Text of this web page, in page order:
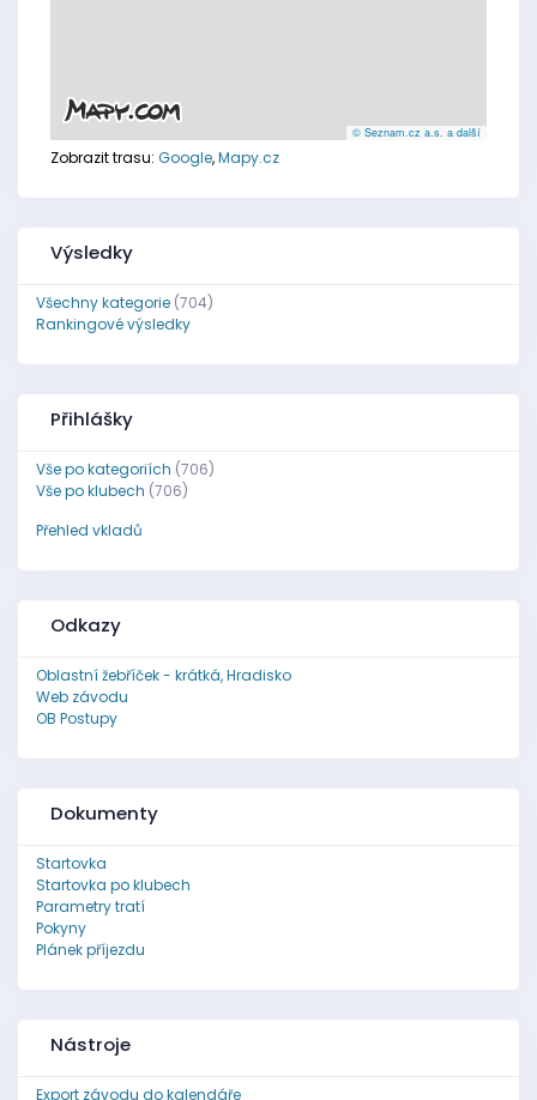
© Seznam.cz a.s. a další
Zobrazit trasu: Google,Mapy.cz
Výsledky
Všechny kategorie(704)
Rankingové výsledky
Přihlášky
Vše po kategoriích (706)
Vše po klubech (706)
Přehled vkladů
Odkazy
Oblastní žebříček - krátká, Hradisko
Web závodu
OB Postupy
Dokumenty
Startovka
Startovka po klubech
Parametry tratí
Pokyny
Plánek příjezdu
Nástroje
Export závodu do kalendáře